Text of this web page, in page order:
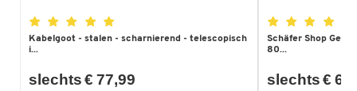
slechts€ 549,00
per st.
Kabelgoot - stalen - scharnierend - telescopisch
i...
slechts € 77,99
Schäfer Shop
80...
slechts €